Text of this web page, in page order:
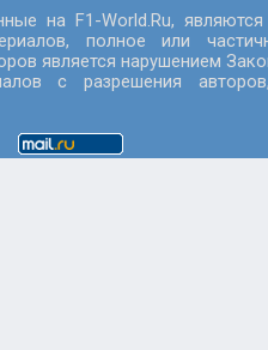
на F1-World.Ru,
полное или
является нарушением
с разрешения